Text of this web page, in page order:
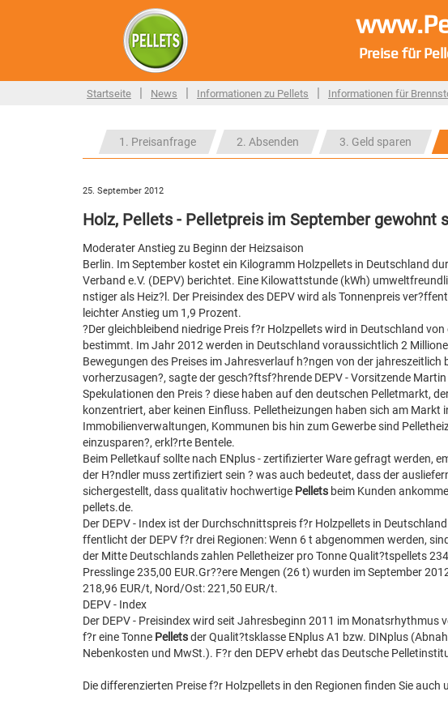
Preise für
Startseite | News | Informationen zu Pellets | Informationen für
1. Preisanfrage 2. Absenden 3. Geld sparen
25. September 2012
Holz, Pellets - Pelletpreis im September gewohnt
Moderater Anstieg zu Beginn der Heizsaison
Berlin. Im September kostet ein Kilogramm Holzpellets in Deutschland
Verband e.V. (DEPV) berichtet. Eine Kilowattstunde (kWh)
nstiger als Heiz?l. Der Preisindex des DEPV wird als Tonnenpreis
leichter Anstieg um 1,9 Prozent.
?Der gleichbleibend niedrige Preis f?r Holzpellets wird in Deutschland
bestimmt. Im Jahr 2012 werden in Deutschland voraussichtlich 2
Bewegungen des Preises im Jahresverlauf h?ngen von der
vorherzusagen?, sagte der gesch?ftsf?hrende DEPV - Vorsitzende
Spekulationen den Preis ? diese haben auf den deutschen Pelletmarkt,
konzentriert, aber keinen Einfluss. Pelletheizungen haben sich am Markt
Immobilienverwaltungen, Kommunen bis hin zum Gewerbe sind
einzusparen?, erkl?rte Bentele.
Beim Pelletkauf sollte nach ENplus - zertifizierter Ware gefragt werden,
der H?ndler muss zertifiziert sein ? was auch bedeutet, dass der
sichergestellt, dass qualitativ hochwertige Pellets beim Kunden
pellets.de.
Der DEPV - Index ist der Durchschnittspreis f?r Holzpellets in
ffentlicht der DEPV f?r drei Regionen: Wenn 6 t abgenommen werden, sind
der Mitte Deutschlands zahlen Pelletheizer pro Tonne Qualit?tspellets
Presslinge 235,00 EUR.Gr??ere Mengen (26 t) wurden im September
218,96 EUR/t, Nord/Ost: 221,50 EUR/t.
DEPV - Index
Der DEPV - Preisindex wird seit Jahresbeginn 2011 im
f?r eine Tonne Pelletsder Qualit?tsklasse ENplus A1 bzw. DINplus
Nebenkosten und MwSt.). F?r den DEPV erhebt das Deutsche
Die differenzierten Preise f?r Holzpellets in den Regionen finden Sie